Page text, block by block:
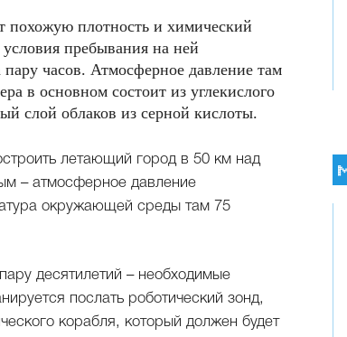
плотность и химический
пребывания на ней
часов. Атмосферное давление там
в основном состоит из углекислого
слой облаков из серной кислоты.
летающий город в 50 км над
– атмосферное давление
окружающей среды там 75
десятилетий – необходимые
послать роботический зонд,
корабля, который должен будет